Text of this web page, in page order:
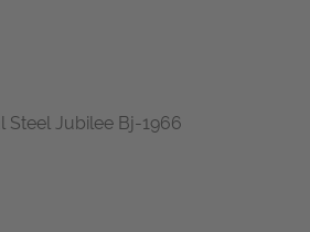
Steel Jubilee Bj-1966